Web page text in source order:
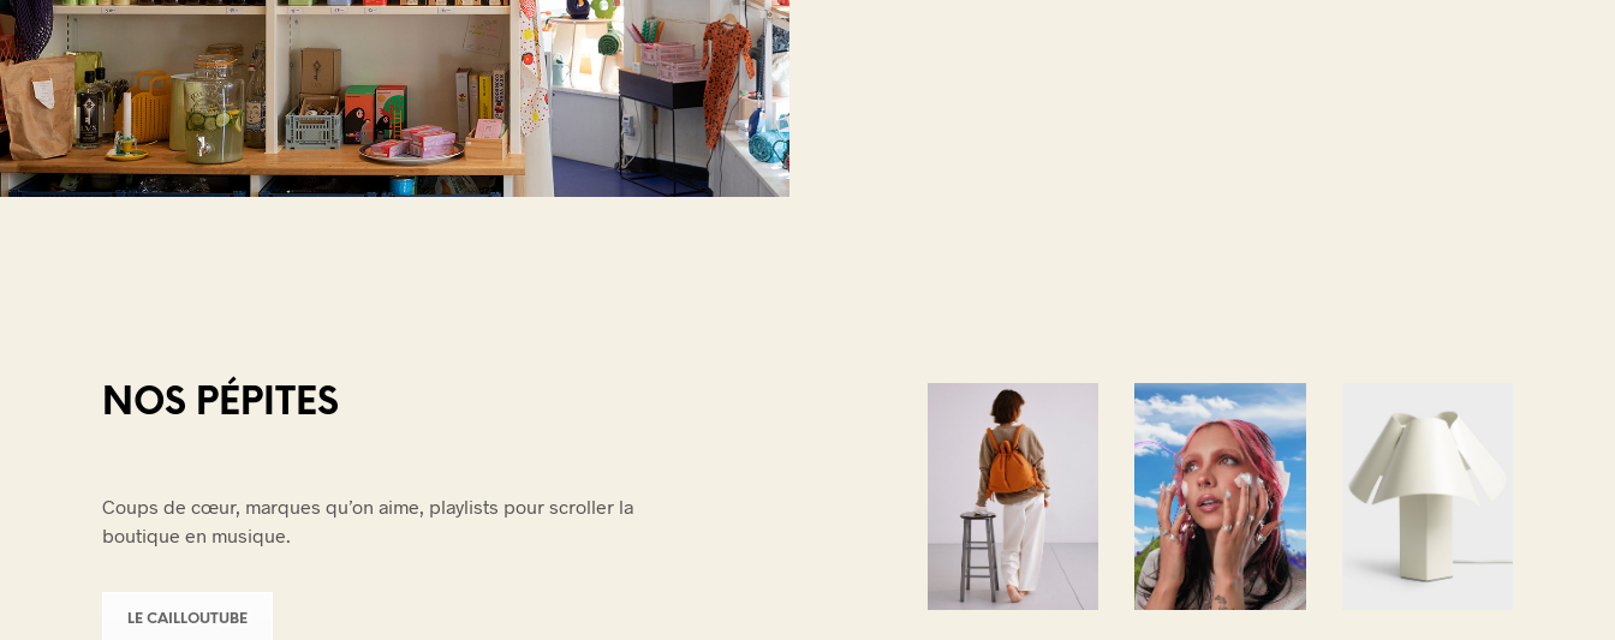
NOS PÉPITES
Coups de cœur, marques qu’on aime, playlists pour scroller la
boutique en musique.
LE CAILLOUTUBE
Ölend
La
sélectio
n
cosméti
ques de
Caillou
Beln, la
lampe
qui a du
caractèr